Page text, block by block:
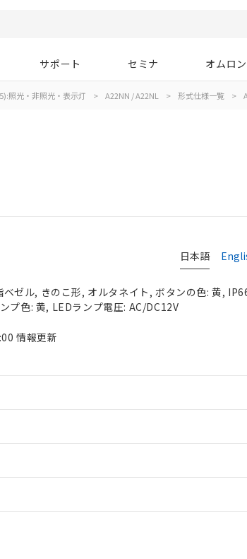
サポート セミナ オムロ
照光・非照光・表示灯 > A22NN / A22NL > 形式仕様一覧 >
日本語
ゼル, きのこ形, オルタネイト, ボタンの色: 黄,
プ色: 黄, LEDランプ電圧: AC/DC12V
情報更新